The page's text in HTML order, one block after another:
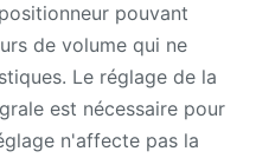
pouvant
de volume qui ne
Le réglage de la
est nécessaire pour
n'affecte pas la